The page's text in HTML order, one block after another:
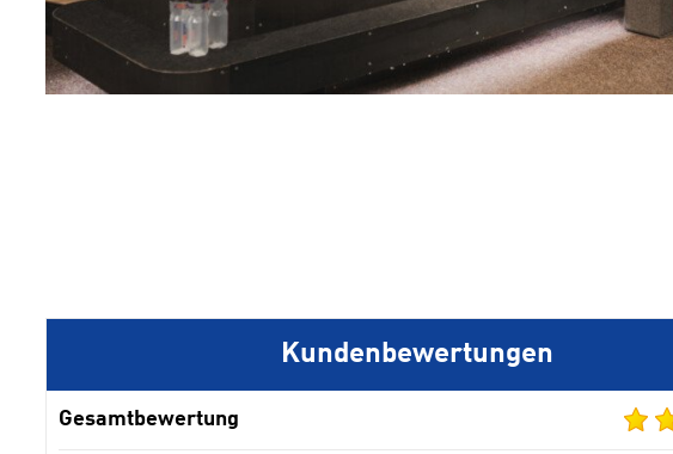
Kundenbewertungen
Gesamtbewertung